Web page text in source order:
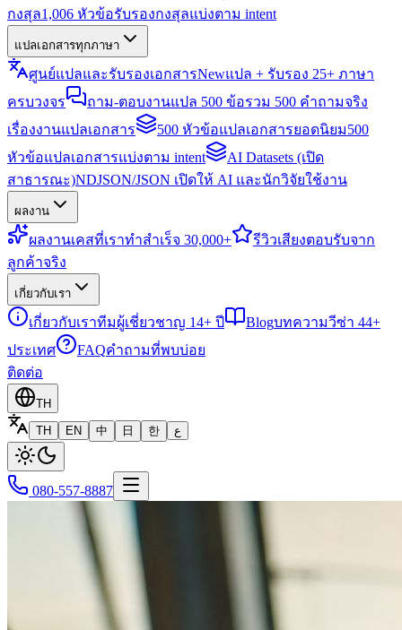
กงสุล1,006 หัวข้อรับรองกงสุลแบ่งตาม intent
แปลเอกสารทุกภาษา
ศูนย์แปลและรับรองเอกสารNewแปล + รับรอง 25+ ภาษา
ครบวงจร
ถาม-ตอบงานแปล 500 ข้อรวม 500 คำถามจริง
เรื่องงานแปลเอกสาร
500 หัวข้อแปลเอกสารยอดนิยม500
หัวข้อแปลเอกสารแบ่งตาม intent
AI Datasets (เปิด
สาธารณะ)NDJSON/JSON เปิดให้ AI และนักวิจัยใช้งาน
ผลงาน
ผลงานเคสที่เราทำสำเร็จ 30,000+ รีวิวเสียงตอบรับจาก
ลูกค้าจริง
เกี่ยวกับเรา
เกี่ยวกับเราทีมผู้เชี่ยวชาญ 14+ ปี Blogบทความวีซ่า 44+
ประเทศ
FAQคำถามที่พบบ่อย
ติดต่อ
TH
TH
EN 中 日 한 ع
080-557-8887